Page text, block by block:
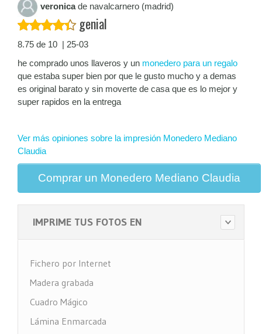
veronicade navalcarnero (madrid)
genial
8.75 de 10 | 25-03
he comprado unos llaveros y un monedero para un regalo
que estaba super bien por que le gusto mucho y a demas
es original barato y sin moverte de casa que es lo mejor y
super rapidos en la entrega
Ver más opiniones sobre la impresión Monedero Mediano
Claudia
Comprar un Monedero Mediano Claudia
IMPRIME TUS FOTOS EN
Fichero por Internet
Madera grabada
Cuadro Mágico
Lámina Enmarcada